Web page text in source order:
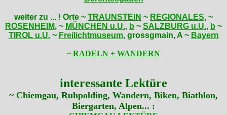
weiter zu ... ! Orte ~ TRAUNSTEIN ~ REGIONALES, ~
ROSENHEIM, ~ MÜNCHEN u.U., b ~ SALZBURG u.U., b ~
TIROL u.U. ~ Freilichtmuseum, grossgmain, A ~ Bayern
~RADELN + WANDERN
interessante Lektüre
~ Chiemgau, Ruhpolding, Wandern, Biken, Biathlon,
Biergarten, Alpen... :